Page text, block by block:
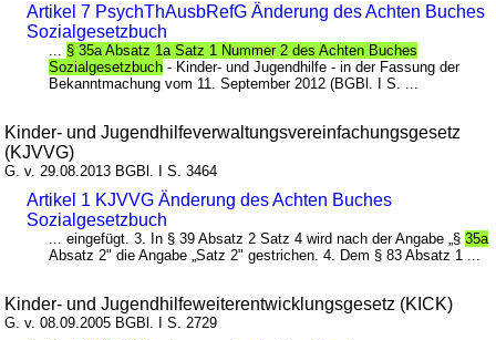
Artikel 7 PsychThAusbRefG Änderung des Achten Buches
Sozialgesetzbuch
§ 35a Absatz 1a Satz 1 Nummer 2 des Achten Buches
Sozialgesetzbuch - Kinder- und Jugendhilfe - in der Fassung der
Bekanntmachung vom 11. September 2012 (BGBl. I S. ...
Kinder- und Jugendhilfeverwaltungsvereinfachungsgesetz
(KJVVG)
G. v. 29.08.2013 BGBl. I S. 3464
Artikel 1 KJVVG Änderung des Achten Buches
Sozialgesetzbuch
... eingefügt. 3. In § 39 Absatz 2 Satz 4 wird nach der Angabe „§35a
Absatz 2" die Angabe „Satz 2" gestrichen. 4. Dem § 83 Absatz 1 ...
Kinder- und Jugendhilfeweiterentwicklungsgesetz (KICK)
G. v. 08.09.2005 BGBl. I S. 2729